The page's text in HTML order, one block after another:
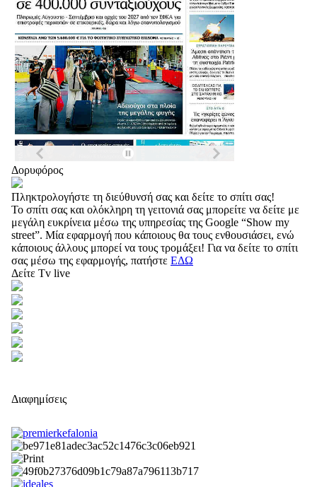
Δορυφόρος
Πληκτρολογήστε τη διεύθυνσή σας και δείτε το σπίτι σας!
Το σπίτι σας και ολόκληρη τη γειτονιά σας μπορείτε να δείτε με
μεγάλη ευκρίνεια μέσω της υπηρεσίας της Google “Show my
street”. Μία εφαρμογή που κάποιους θα τους ενθουσιάσει, ενώ
κάποιους άλλους μπορεί να τους τρομάξει! Για να δείτε το σπίτι
σας μέσω της εφαρμογής, πατήστε ΕΔΩ
Δείτε Tv live
Διαφημίσεις